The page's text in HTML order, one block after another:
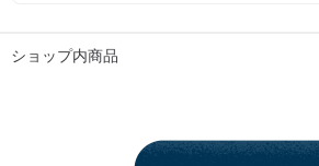
ショップ内商品